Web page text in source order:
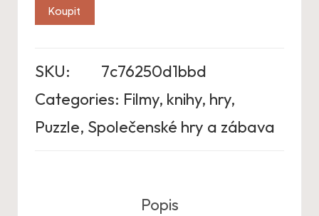
Koupit
SKU:
7c76250d1bbd
Categories: Filmy, knihy, hry,
Puzzle, Společenské hry a zábava
Popis